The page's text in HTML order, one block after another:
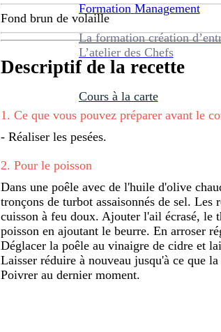
Formation Management
La formation création
L’atelier des Chefs
Cours à la carte
Fond brun de volaille
Descriptif de la recette
1 . Ce que vous pouvez préparer avant le
- Réaliser les pesées.
2. Pour le poisson
Dans une poêle avec de l'huile d'olive
tronçons de turbot assaisonnés de sel.
cuisson à feu doux. Ajouter l'ail écrasé,
poisson en ajoutant le beurre. En arroser
Déglacer la poêle au vinaigre de cidre et
Laisser réduire à nouveau jusqu'à ce que
Poivrer au dernier moment.